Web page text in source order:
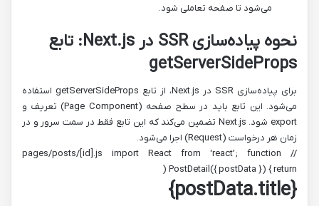
می‌شود تا صفحه تعاملی شود.
نحوه پیاده‌سازی SSR در Next.js: تابع
getServerSideProps
برای پیاده‌سازی SSR در Next.js، از تابع getServerSideProps استفاده
می‌شود. این تابع باید در سطح صفحه (Page Component) تعریف و
export شود. Next.js تضمین می‌کند که این تابع فقط در سمت سرور و در
زمان هر درخواست (Request) اجرا می‌شود.
// pages/posts/[id].js import React from ‘react’; function
PostDetail({ postData }) { return (
{postData.title}